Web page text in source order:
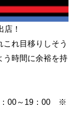
！
れ目移りしそう
う時間に余裕を持
：00～19：00 ※